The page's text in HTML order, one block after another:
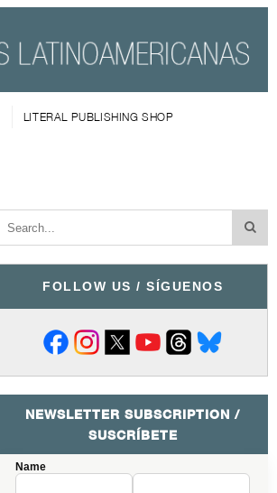
LITERAL PUBLISHING SHOP
FOLLOW US / SÍGUENOS
NEWSLETTER SUBSCRIPTION /
SUSCRÍBETE
Name